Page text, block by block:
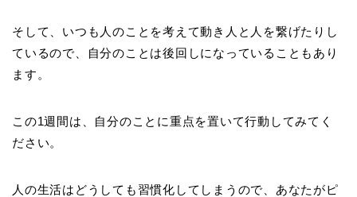
そして、いつも人のことを考えて動き人と人を繋げたりし
ているので、自分のことは後回しになっていることもあり
ます。
この1週間は、自分のことに重点を置いて行動してみてく
ださい。
人の生活はどうしても習慣化してしまうので、あなたがピ